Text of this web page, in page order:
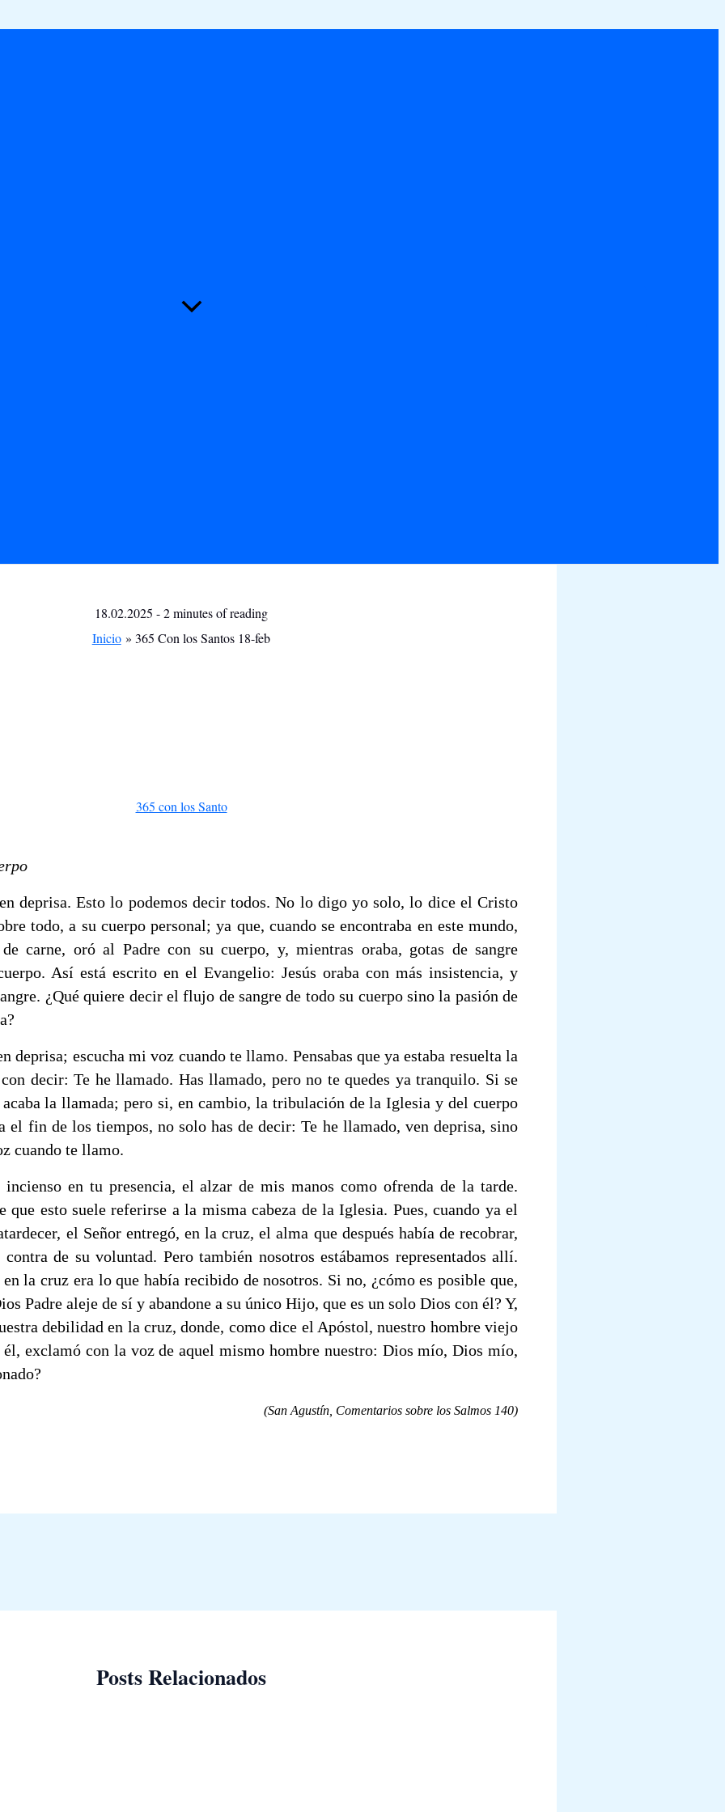
18.02.2025 -2 minutes of reading
Inicio
365 Con los Santos 18-feb
365 con los Santo
deprisa. Esto lo podemos decir todos. No lo digo yo solo, lo dice el Cristo
todo, a su cuerpo personal; ya que, cuando se encontraba en este mundo,
carne, oró al Padre con su cuerpo, y, mientras oraba, gotas de sangre
Así está escrito en el Evangelio: Jesús oraba con más insistencia, y
¿Qué quiere decir el flujo de sangre de todo su cuerpo sino la pasión de
deprisa; escucha mi voz cuando te llamo. Pensabas que ya estaba resuelta la
decir: Te he llamado. Has llamado, pero no te quedes ya tranquilo. Si se
la llamada; pero si, en cambio, la tribulación de la Iglesia y del cuerpo
el fin de los tiempos, no solo has de decir: Te he llamado, ven deprisa, sino
cuando te llamo.
en tu presencia, el alzar de mis manos como ofrenda de la tarde.
que esto suele referirse a la misma cabeza de la Iglesia. Pues, cuando ya el
el Señor entregó, en la cruz, el alma que después había de recobrar,
de su voluntad. Pero también nosotros estábamos representados allí.
la cruz era lo que había recibido de nosotros. Si no, ¿cómo es posible que,
Padre aleje de sí y abandone a su único Hijo, que es un solo Dios con él? Y,
debilidad en la cruz, donde, como dice el Apóstol, nuestro hombre viejo
exclamó con la voz de aquel mismo hombre nuestro: Dios mío, Dios mío,
(San Agustín, Comentarios sobre los Salmos 140)
Posts Relacionados